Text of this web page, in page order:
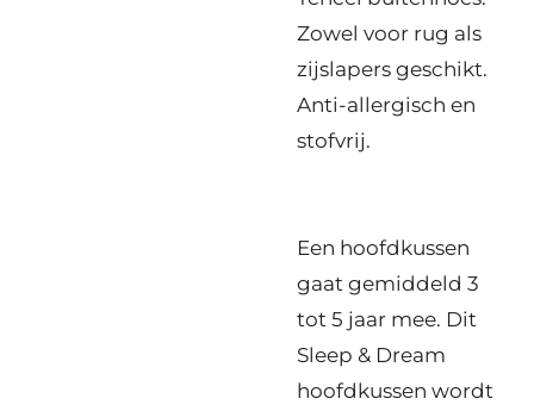
Zowel voor rug als
zijslapers geschikt.
Anti-allergisch en
stofvrij.
Een hoofdkussen
gaat gemiddeld 3
tot 5 jaar mee. Dit
Sleep & Dream
hoofdkussen wordt